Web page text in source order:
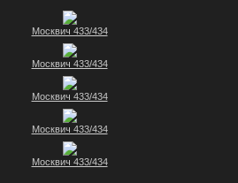
Москвич 433/434
Москвич 433/434
Москвич 433/434
Москвич 433/434
Москвич 433/434